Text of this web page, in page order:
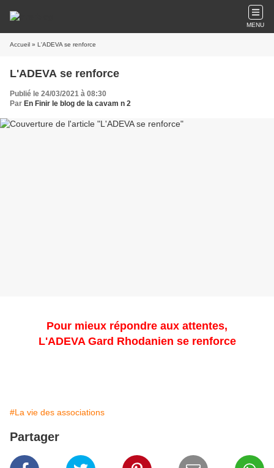
MENU
Accueil » L'ADEVA se renforce
L'ADEVA se renforce
Publié le 24/03/2021 à 08:30
Par En Finir le blog de la cavam n 2
Pour mieux répondre aux attentes,
L'ADEVA Gard Rhodanien se renforce
#La vie des associations
Partager